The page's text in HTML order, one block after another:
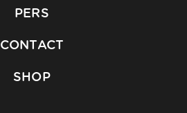
PERS
CONTACT
SHOP